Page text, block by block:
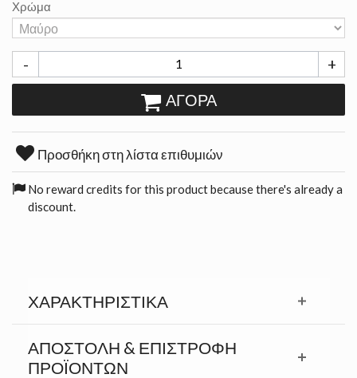
Χρώμα
- +
ΑΓΟΡΆ
Προσθήκη στη λίστα επιθυμιών
No reward credits for this product because there's already a
discount.
ΧΑΡΑΚΤΗΡΙΣΤΙΚΆ
ΑΠΟΣΤΟΛΉ & ΕΠΙΣΤΡΟΦΉ
ΠΡΟΪΟΝΤΩΝ